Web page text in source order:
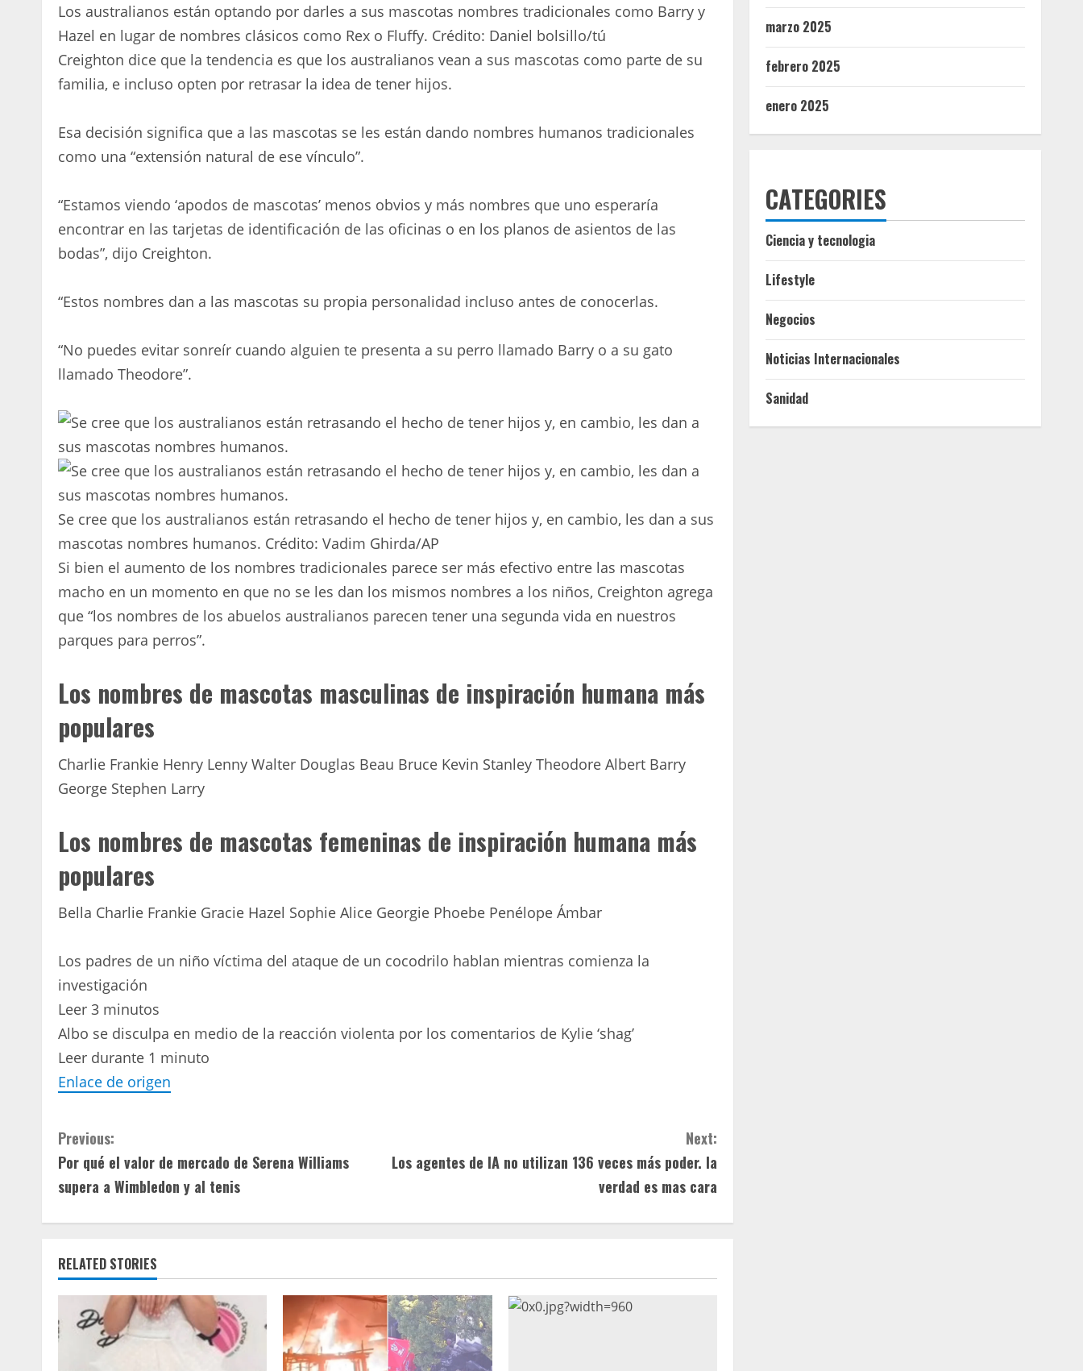
Los australianos están optando por darles a sus mascotas nombres tradicionales como Barry y
Hazel en lugar de nombres clásicos como Rex o Fluffy. Crédito: Daniel bolsillo/tú
Creighton dice que la tendencia es que los australianos vean a sus mascotas como parte de su
familia, e incluso opten por retrasar la idea de tener hijos.
Esa decisión significa que a las mascotas se les están dando nombres humanos tradicionales
como una “extensión natural de ese vínculo”.
“Estamos viendo ‘apodos de mascotas’ menos obvios y más nombres que uno esperaría
encontrar en las tarjetas de identificación de las oficinas o en los planos de asientos de las
bodas”, dijo Creighton.
“Estos nombres dan a las mascotas su propia personalidad incluso antes de conocerlas.
“No puedes evitar sonreír cuando alguien te presenta a su perro llamado Barry o a su gato
llamado Theodore”.
Se cree que los australianos están retrasando el hecho de tener hijos y, en cambio, les dan a sus
mascotas nombres humanos. Crédito: Vadim Ghirda/AP
Si bien el aumento de los nombres tradicionales parece ser más efectivo entre las mascotas
macho en un momento en que no se les dan los mismos nombres a los niños, Creighton agrega
que “los nombres de los abuelos australianos parecen tener una segunda vida en nuestros
parques para perros”.
Los nombres de mascotas masculinas de inspiración humana más
populares
Charlie Frankie Henry Lenny Walter Douglas Beau Bruce Kevin Stanley Theodore Albert Barry
George Stephen Larry
Los nombres de mascotas femeninas de inspiración humana más
populares
Bella Charlie Frankie Gracie Hazel Sophie Alice Georgie Phoebe Penélope Ámbar
Los padres de un niño víctima del ataque de un cocodrilo hablan mientras comienza la
investigación
Leer 3 minutos
Albo se disculpa en medio de la reacción violenta por los comentarios de Kylie ‘shag’
Leer durante 1 minuto
Enlace de origen
C
o
i
n
u
Previous:
Por qué el valor de mercado de Serena Williams
supera a Wimbledon y al tenis
Next:
Los agentes de IA no utilizan 136 veces más poder. la
verdad es mas cara
RELATED STORIES
marzo 2025
febrero 2025
enero 2025
CATEGORIES
Ciencia y tecnologia
Lifestyle
Negocios
Noticias Internacionales
Sanidad